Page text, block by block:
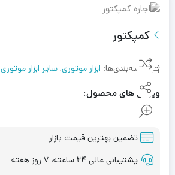
36,400,000 تومان.
30,940,000 تومان.
کمپکتور
دسته‌بندی‌ها: ابزار موتوری, سایر ابزار موتوری
ویژگی های محصول:
تضمین بهترین قیمت بازار
پشتیبانی عالی ۲۴ ساعته، ۷ روز هفته